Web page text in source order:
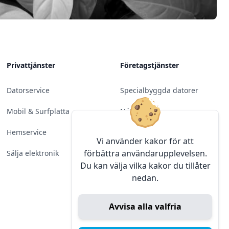
Vi använder kakor för att
förbättra användarupplevelsen.
Du kan välja vilka kakor du tillåter
nedan.
Avvisa alla valfria
Privattjänster
Datorservice
Mobil & Surfplatta
Hemservice
Sälja elektronik
Företagstjänster
Specialbyggda datorer
Nätverk
Programvara
Server & Backup
Konferens & Public Display